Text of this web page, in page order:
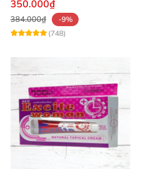
350.000₫
384.000₫
-9%
(748)